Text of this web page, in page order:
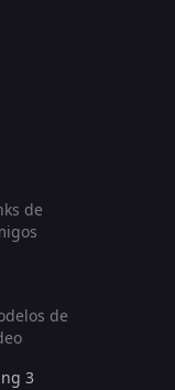
de
de
3